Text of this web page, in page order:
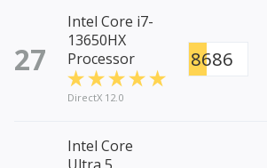
27
Intel Core i7-
13650HX
Processor
DirectX 12.0
8686
Intel Core